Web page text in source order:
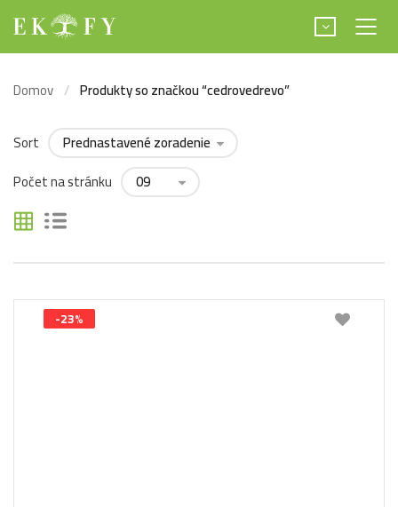
Domov Produkty so značkou “cedrovedrevo”
Sort
Počet na stránku
-23%